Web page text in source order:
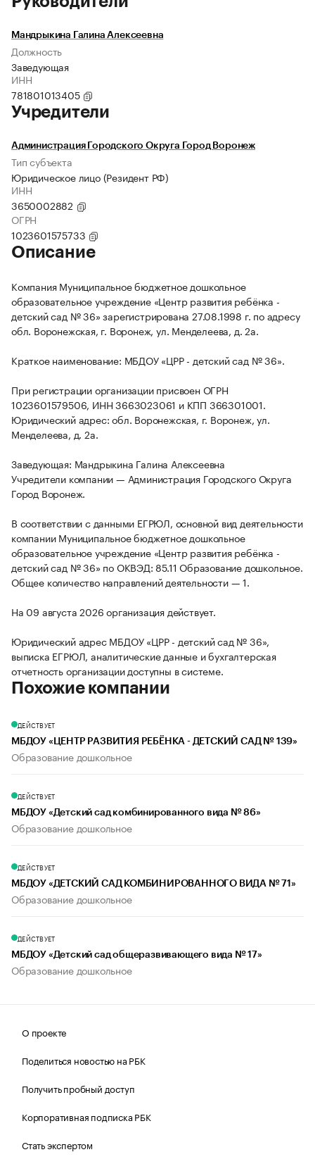
Мандрыкина Галина Алексеевна
Должность
Заведующая
ИНН
781801013405
Учредители
Администрация Городского Округа Город Воронеж
Тип субъекта
Юридическое лицо (Резидент РФ)
ИНН
3650002882
ОГРН
1023601575733
Описание
Компания Муниципальное бюджетное дошкольное
образовательное учреждение «Центр развития ребёнка -
детский сад № 36» зарегистрирована 27.08.1998 г. по адресу
обл. Воронежская, г. Воронеж, ул. Менделеева, д. 2а.
Краткое наименование: МБДОУ «ЦРР - детский сад № 36».
При регистрации организации присвоен ОГРН
1023601579506, ИНН 3663023061 и КПП 366301001.
Юридический адрес: обл. Воронежская, г. Воронеж, ул.
Менделеева, д. 2а.
Заведующая: Мандрыкина Галина Алексеевна
Учредители компании — Администрация Городского Округа
Город Воронеж.
В соответствии с данными ЕГРЮЛ, основной вид деятельности
компании Муниципальное бюджетное дошкольное
образовательное учреждение «Центр развития ребёнка -
детский сад № 36» по ОКВЭД: 85.11 Образование дошкольное.
Общее количество направлений деятельности — 1.
На 09 августа 2026 организация действует.
Юридический адрес МБДОУ «ЦРР - детский сад № 36»,
выписка ЕГРЮЛ, аналитические данные и бухгалтерская
отчетность организации доступны в системе.
Похожие компании
ДЕЙСТВУЕТ
МБДОУ «ЦЕНТР РАЗВИТИЯ РЕБЁНКА - ДЕТСКИЙ САД № 139»
Образование дошкольное
ДЕЙСТВУЕТ
МБДОУ «Детский сад комбинированного вида № 86»
Образование дошкольное
ДЕЙСТВУЕТ
МБДОУ «ДЕТСКИЙ САД КОМБИНИРОВАННОГО ВИДА № 71»
Образование дошкольное
ДЕЙСТВУЕТ
МБДОУ «Детский сад общеразвивающего вида № 17»
Образование дошкольное
О проекте
Поделиться новостью на РБК
Получить пробный доступ
Корпоративная подписка РБК
Стать экспертом